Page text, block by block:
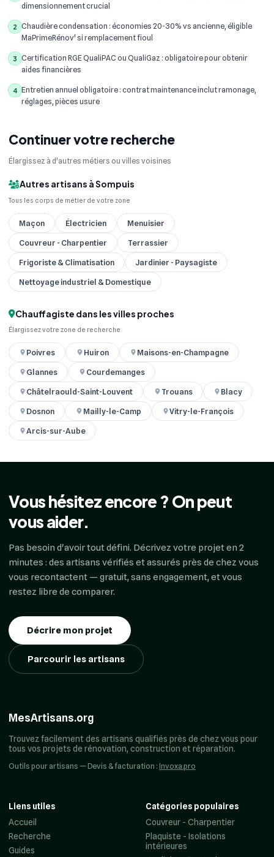
dimensionnement crucial
2
Chaudière condensation : économies 20-30% vs ancienne, éligible
MaPrimeRénov' si remplacement fioul
3
Certification RGE QualiPAC ou QualiGaz : obligatoire pour obtenir
aides financières
4 Entretien annuel obligatoire : contrat maintenance inclut ramonage,
réglages, pièces usure
Continuer votre recherche
Élargissez à d'autres métiers ou villes voisines
Autres artisans à Sompuis
Tous les corps de métier de votre zone
Maçon Électricien
Menuisier
Couvreur - Charpentier
Terrassier
Frigoriste & Climatisation
Jardinier - Paysagiste
Nettoyage industriel & Domestique
Chauffagiste dans les villes proches
Élargissez votre zone de recherche
Poivres Huiron
Maisons-en-Champagne
Glannes
Courdemanges
Châtelraould-Saint-Louvent
Trouans
Blacy
Dosnon
Mailly-le-Camp
Vitry-le-François
Arcis-sur-Aube
Vous hésitez encore ? On peut
vous aider.
Pas besoin d'avoir tout défini. Décrivez votre projet en 2
minutes : des artisans vérifiés et assurés près de chez vous
vous recontactent — gratuit, sans engagement, et vous
restez libre de comparer.
Décrire mon projet
Parcourir les artisans
MesArtisans.org
Trouvez facilement des artisans qualifiés près de chez vous pour
tous vos projets de rénovation, construction et réparation.
Outils pour artisans — Devis & facturation : Invoxa.pro
Liens utiles
Accueil
Recherche
Guides
Catégories populaires
Couvreur - Charpentier
Plaquiste - Isolations
intérieures